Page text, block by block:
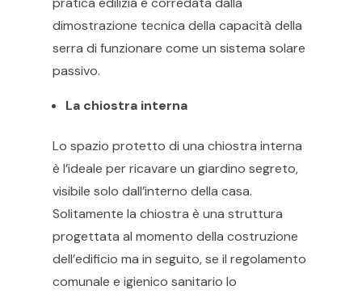
dimostrazione tecnica della capacità della
serra di funzionare come un sistema solare
passivo.
La chiostra interna
Lo spazio protetto di una chiostra interna
è l’ideale per ricavare un giardino segreto,
visibile solo dall’interno della casa.
Solitamente la chiostra è una struttura
progettata al momento della costruzione
dell’edificio ma in seguito, se il regolamento
comunale e igienico sanitario lo